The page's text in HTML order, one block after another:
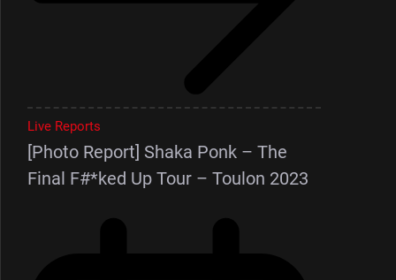
Live Reports
[Photo Report] Shaka Ponk – The
Final F#*ked Up Tour – Toulon 2023